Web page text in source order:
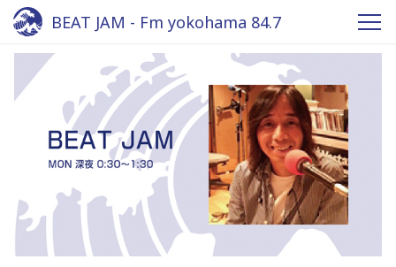
BEAT JAM - Fm yokohama 84.7